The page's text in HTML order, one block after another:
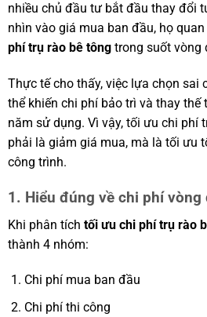
nhiều chủ đầu tư bắt đầu thay đổi
nhìn vào giá mua ban đầu, họ
phí trụ rào bê tôngtrong suốt vòng
Thực tế cho thấy, việc lựa chọn sai
thể khiến chi phí bảo trì và thay thế
năm sử dụng. Vì vậy, tối ưu chi phí
phải là giảm giá mua, mà là tối ưu
công trình.
1. Hiểu đúng về chi phí vòng
Khi phân tích tối ưu chi phí trụ rào
thành 4 nhóm:
Chi phí mua ban đầu
Chi phí thi công